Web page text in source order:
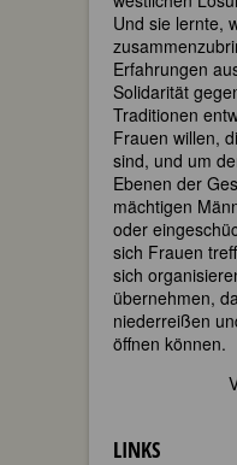
Und sie lernte,
Erfahrungen
Solidarität
Traditionen
Frauen willen,
sind, und um
Ebenen der
mächtigen
oder
sich Frauen
sich
übernehmen,
niederreißen
öffnen können.
LINKS